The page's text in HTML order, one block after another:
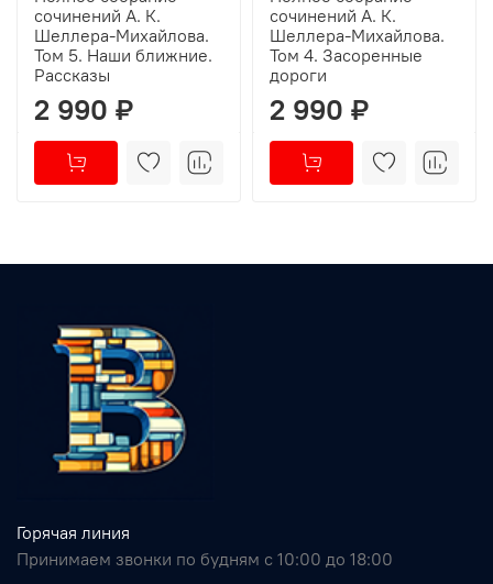
сочинений А. К.
Шеллера-Михайлова.
Том 5. Наши ближние.
Рассказы
2 990 ₽
сочинений А. К.
Шеллера-Михайлова.
Том 4. Засоренные
дороги
2 990 ₽
Горячая линия
Принимаем звонки по будням с 10:00 до 18:00